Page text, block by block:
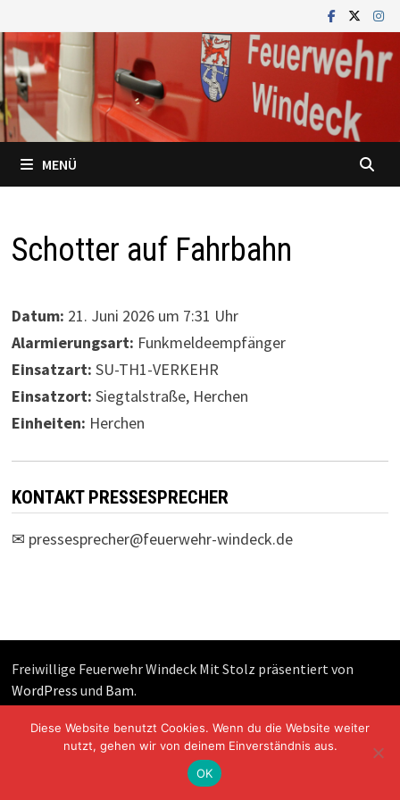
Inhalt
springen
MENÜ
Schotter auf Fahrbahn
Datum: 21. Juni 2026 um 7:31 Uhr
Alarmierungsart: Funkmeldeempfänger
Einsatzart: SU-TH1-VERKEHR
Einsatzort: Siegtalstraße, Herchen
Einheiten: Herchen
KONTAKT PRESSESPRECHER
✉ pressesprecher@feuerwehr-windeck.de
Freiwillige Feuerwehr Windeck Mit Stolz präsentiert von
WordPress und Bam.
Diese Website benutzt Cookies. Wenn du die Website weiter
nutzt, gehen wir von deinem Einverständnis aus.
OK